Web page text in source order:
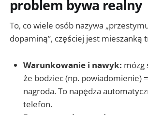
problem bywa realny
To, co wiele osób nazywa
dopaminą”, częściej jest mieszanką
Warunkowanie i nawyk: mózg
że bodziec (np. powiadomienie)
nagroda. To napędza
telefon.